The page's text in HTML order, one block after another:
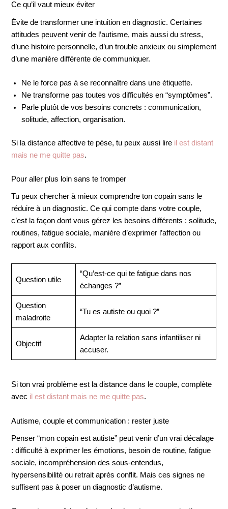
Ce qu’il vaut mieux éviter
Évite de transformer une intuition en diagnostic. Certaines
attitudes peuvent venir de l’autisme, mais aussi du stress,
d’une histoire personnelle, d’un trouble anxieux ou simplement
d’une manière différente de communiquer.
Ne le force pas à se reconnaître dans une étiquette.
Ne transforme pas toutes vos difficultés en “symptômes”.
Parle plutôt de vos besoins concrets : communication,
solitude, affection, organisation.
Si la distance affective te pèse, tu peux aussi lire il est distant
mais ne me quitte pas.
Pour aller plus loin sans te tromper
Tu peux chercher à mieux comprendre ton copain sans le
réduire à un diagnostic. Ce qui compte dans votre couple,
c’est la façon dont vous gérez les besoins différents : solitude,
routines, fatigue sociale, manière d’exprimer l’affection ou
rapport aux conflits.
Question utile
“Qu’est-ce qui te fatigue dans nos
échanges ?”
Question
maladroite
“Tu es autiste ou quoi ?”
Objectif
Adapter la relation sans infantiliser ni
accuser.
Si ton vrai problème est la distance dans le couple, complète
avec il est distant mais ne me quitte pas.
Autisme, couple et communication : rester juste
Penser “mon copain est autiste” peut venir d’un vrai décalage
: difficulté à exprimer les émotions, besoin de routine, fatigue
sociale, incompréhension des sous-entendus,
hypersensibilité ou retrait après conflit. Mais ces signes ne
suffisent pas à poser un diagnostic d’autisme.